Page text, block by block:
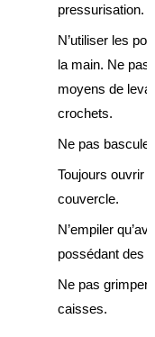
pressurisation.
N’utiliser les
la main. Ne pas
moyens de
crochets.
Ne pas
Toujours ouvrir
couvercle.
N’empiler
possédant des
Ne pas grimper
caisses.